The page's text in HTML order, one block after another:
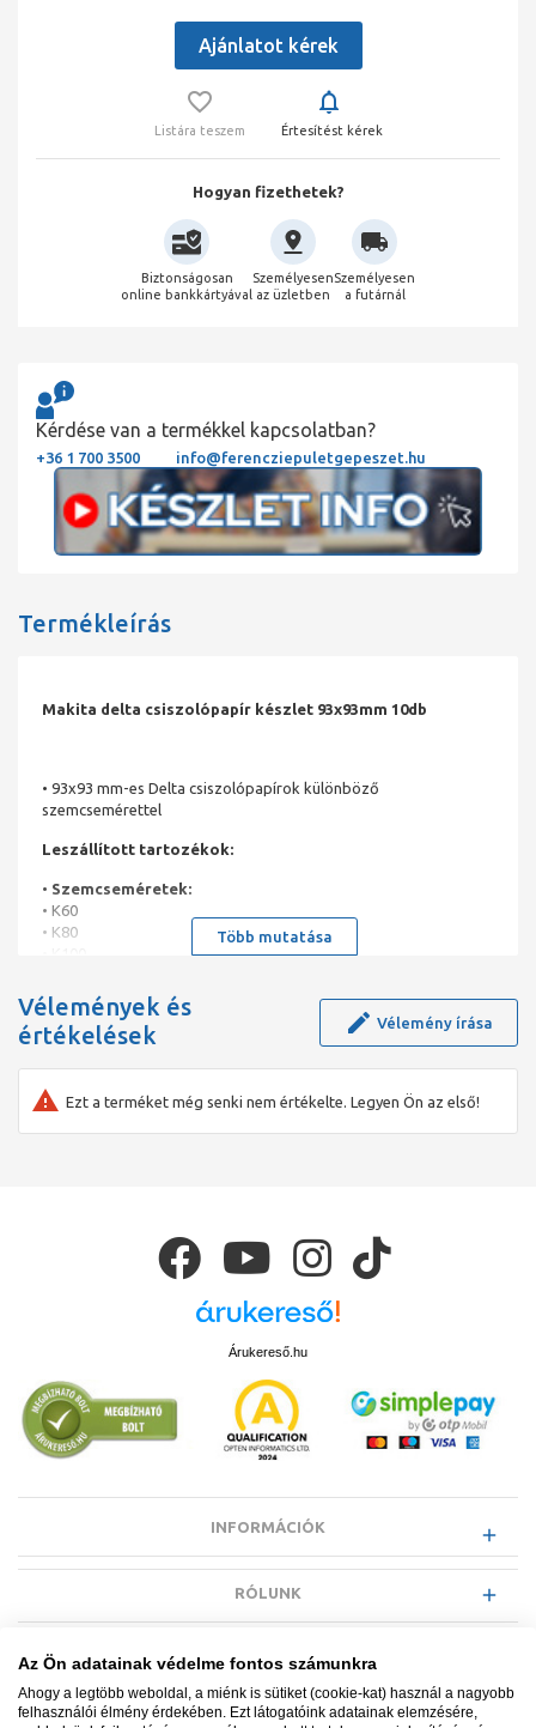
Ajánlatot kérek
Listára teszem Értesítést kérek
Hogyan fizethetek?
Biztonságosan
online bankkártyával
Személyesen
az üzletben
Személyesen
a futárnál
Kérdése van a termékkel kapcsolatban?
+36 1 700 3500 info@ferencziepuletgepeszet.hu
Termékleírás
Makita delta csiszolópapír készlet 93x93mm 10db
• 93x93 mm-es Delta csiszolópapírok különböző
szemcsemérettel
Leszállított tartozékok:
• Szemcseméretek:
• K60
• K80
• K180
• K240
Méret 93
Több mutatása
Vélemények és
értékelések
Vélemény írása
Ezt a terméket még senki nem értékelte. Legyen Ön az első!
Árukereső.hu
INFORMÁCIÓK
RÓLUNK
EGYÉB INFORMÁCIÓK
VÁSÁRLÓI INFORMÁCIÓK
Az Ön adatainak védelme fontos számunkra
Ahogy a legtöbb weboldal, a miénk is sütiket (cookie-kat) használ a nagyobb
felhasználói élmény érdekében. Ezt látogatóink adatainak elemzésére,